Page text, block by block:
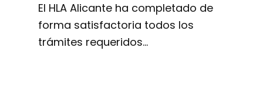
El HLA Alicante ha completado de
forma satisfactoria todos los
trámites requeridos…